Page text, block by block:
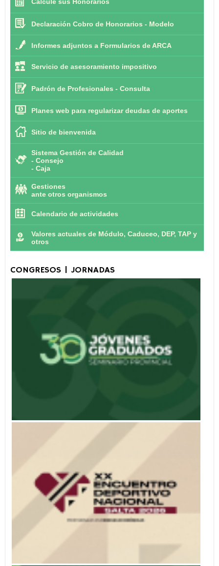
Declaración Cobro de Honorarios - Modelo
Informes adjuntos a Formularios de ARCA
Servicio de asesoramiento impositivo
Padrón de Profesionales - Consulta
Planes web para regularizar deudas de aportes
Sitio de bienvenida
Sistema Gestión de Calidad
- Consejo
- Caja
Gestiones
ante otros organismos
Calendario de actividades
Valores actuales de Módulo, Caduceo, DEP, TAP y
otros
CONGRESOS | JORNADAS